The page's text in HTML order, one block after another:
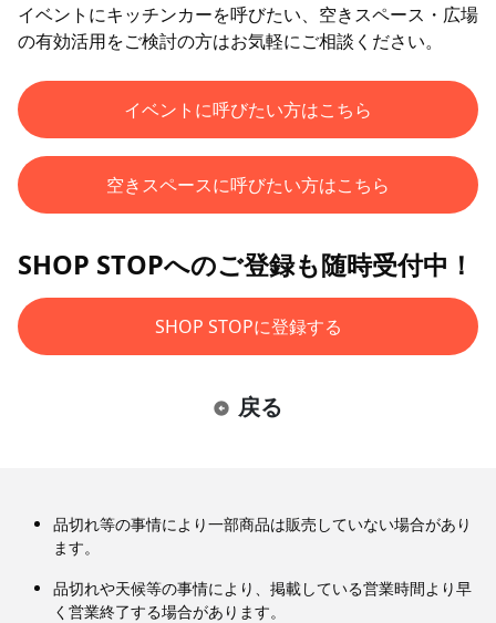
イベントにキッチンカーを呼びたい、空きスペース・広場
の有効活用をご検討の方はお気軽にご相談ください。
イベントに呼びたい方はこちら
空きスペースに呼びたい方はこちら
SHOP STOPへのご登録も随時受付中！
SHOP STOPに登録する
戻る
品切れ等の事情により一部商品は販売していない場合があり
ます。
品切れや天候等の事情により、掲載している営業時間より早
く営業終了する場合があります。